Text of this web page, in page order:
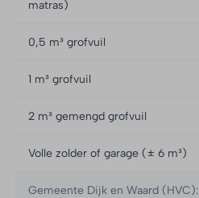
matras)
0,5 m³ grofvuil
1 m³ grofvuil
2 m³ gemengd grofvuil
Volle zolder of garage (± 6 m³)
Gemeente Dijk en Waard (HVC):